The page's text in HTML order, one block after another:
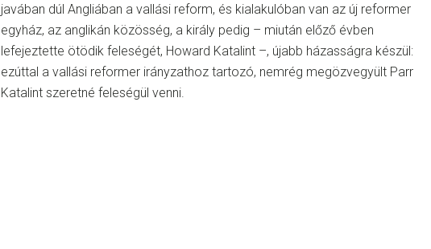
javában dúl Angliában a vallási reform, és kialakulóban van az új reformer
egyház, az anglikán közösség, a király pedig – miután előző évben
lefejeztette ötödik feleségét, Howard Katalint –, újabb házasságra készül:
ezúttal a vallási reformer irányzathoz tartozó, nemrég megözvegyült Parr
Katalint szeretné feleségül venni.